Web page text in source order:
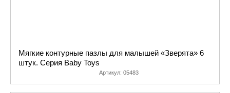
Мягкие контурные пазлы для малышей «Зверята» 6
штук. Серия Baby Toys
Артикул: 05483